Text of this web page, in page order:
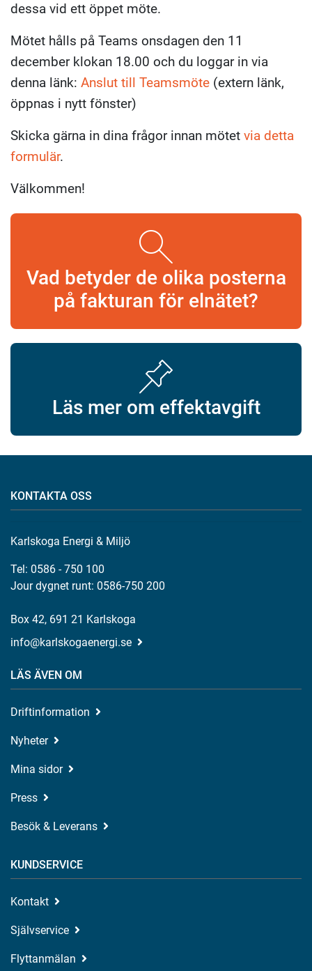
dessa vid ett öppet möte.
Mötet hålls på Teams onsdagen den 11
december klokan 18.00 och du loggar in via
denna länk: Anslut till Teamsmöte (extern länk,
öppnas i nytt fönster)
Skicka gärna in dina frågor innan mötet via detta
formulär.
Välkommen!
Vad betyder de olika posterna
på fakturan för elnätet?
Läs mer om effektavgift
KONTAKTA OSS
Karlskoga Energi & Miljö
Tel: 0586 - 750 100
Jour dygnet runt: 0586-750 200
Box 42, 691 21 Karlskoga
info@karlskogaenergi.se
LÄS ÄVEN OM
Driftinformation
Nyheter
Mina sidor
Press
Besök & Leverans
KUNDSERVICE
Kontakt
Självservice
Flyttanmälan